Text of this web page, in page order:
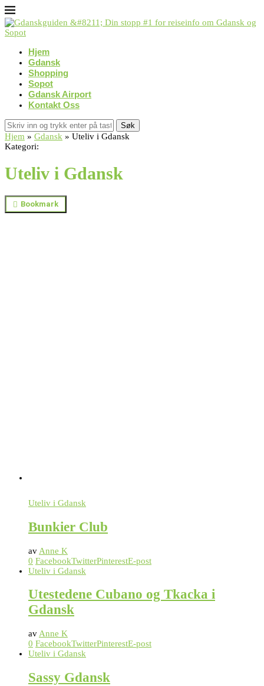
Hjem
Gdansk
Shopping
Sopot
Gdansk Airport
Kontakt Oss
Søk
Hjem » Gdansk » Uteliv i Gdansk
Kategori:
Uteliv i Gdansk
Bookmark
Uteliv i Gdansk
Bunkier Club
av Anne K
0 FacebookTwitterPinterestE-post
Uteliv i Gdansk
Utestedene Cubano og Tkacka i
Gdansk
av Anne K
0 FacebookTwitterPinterestE-post
Uteliv i Gdansk
Sassy Gdansk